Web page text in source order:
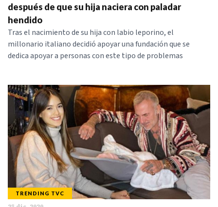
después de que su hija naciera con paladar
hendido
Tras el nacimiento de su hija con labio leporino, el
millonario italiano decidió apoyar una fundación que se
dedica apoyar a personas con este tipo de problemas
TRENDING TVC